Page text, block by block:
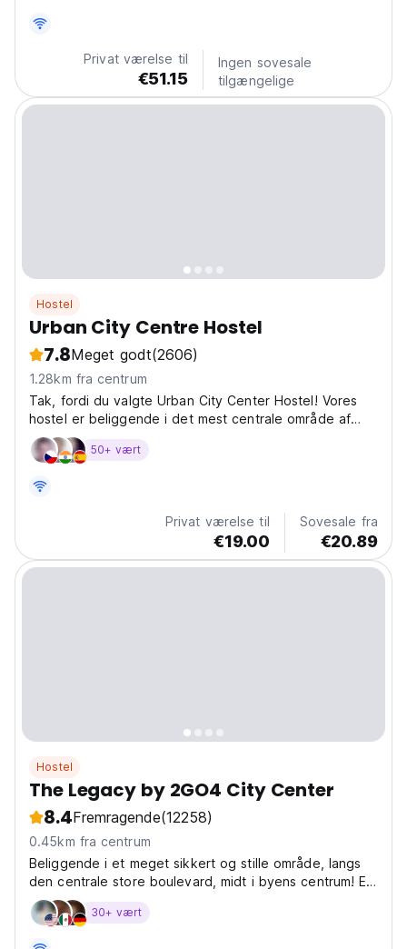
med møbler i massivt træ og dens nærhed til
restauranter, indkøbscentre, museer og metro.
Privat værelse til
€51.15
Ingen sovesale
tilgængelige
Hostel
Urban City Centre Hostel
7.8Meget godt(2606)
1.28km fra centrum
Tak, fordi du valgte Urban City Center Hostel! Vores
hostel er beliggende i det mest centrale område af
Bruxelles City
50+ vært
Privat værelse til
€19.00
Sovesale fra
€20.89
Hostel
The Legacy by 2GO4 City Center
8.4Fremragende(12258)
0.45km fra centrum
Beliggende i et meget sikkert og stille område, langs
den centrale store boulevard, midt i byens centrum! En
behagelig og varm velkomst for rejsende fra hele
verden!
30+ vært